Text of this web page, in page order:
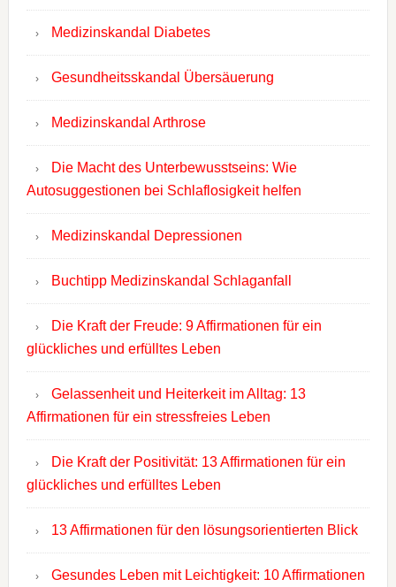
Medizinskandal Diabetes
Gesundheitsskandal Übersäuerung
Medizinskandal Arthrose
Die Macht des Unterbewusstseins: Wie
Autosuggestionen bei Schlaflosigkeit helfen
Medizinskandal Depressionen
Buchtipp Medizinskandal Schlaganfall
Die Kraft der Freude: 9 Affirmationen für ein
glückliches und erfülltes Leben
Gelassenheit und Heiterkeit im Alltag: 13
Affirmationen für ein stressfreies Leben
Die Kraft der Positivität: 13 Affirmationen für ein
glückliches und erfülltes Leben
13 Affirmationen für den lösungsorientierten Blick
Gesundes Leben mit Leichtigkeit: 10 Affirmationen